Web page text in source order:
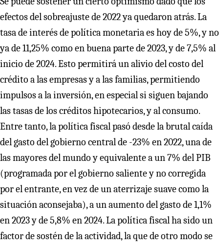
efectos del sobreajuste de 2022 ya quedaron atrás. La
tasa de interés de política monetaria es hoy de 5%, y no
ya de 11,25% como en buena parte de 2023, y de 7,5% al
inicio de 2024. Esto permitirá un alivio del costo del
crédito a las empresas y a las familias, permitiendo
impulsos a la inversión, en especial si siguen bajando
las tasas de los créditos hipotecarios, y al consumo.
Entre tanto, la política fiscal pasó desde la brutal caída
del gasto del gobierno central de -23% en 2022, una de
las mayores del mundo y equivalente a un 7% del PIB
(programada por el gobierno saliente y no corregida
por el entrante, en vez de un aterrizaje suave como la
situación aconsejaba), a un aumento del gasto de 1,1%
en 2023 y de 5,8% en 2024. La política fiscal ha sido un
factor de sostén de la actividad, la que de otro modo se